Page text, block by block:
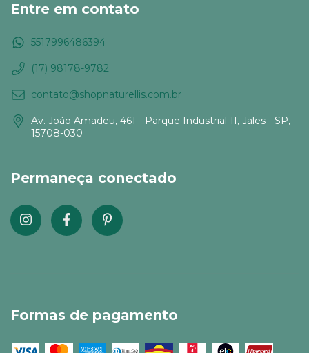
Entre em contato
5517996486394
(17) 98178-9782
contato@shopnaturellis.com.br
Av. João Amadeu, 461 - Parque Industrial-II, Jales - SP,
15708-030
Permaneça conectado
Formas de pagamento